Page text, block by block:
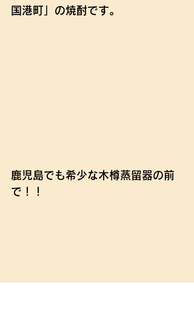
国港町」の焼酎です。
鹿児島でも希少な木樽蒸留器の前
で！！